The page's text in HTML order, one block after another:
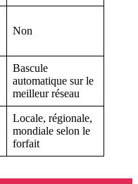
Non
Bascule
automatique sur le
meilleur réseau
Locale, régionale,
mondiale selon le
forfait